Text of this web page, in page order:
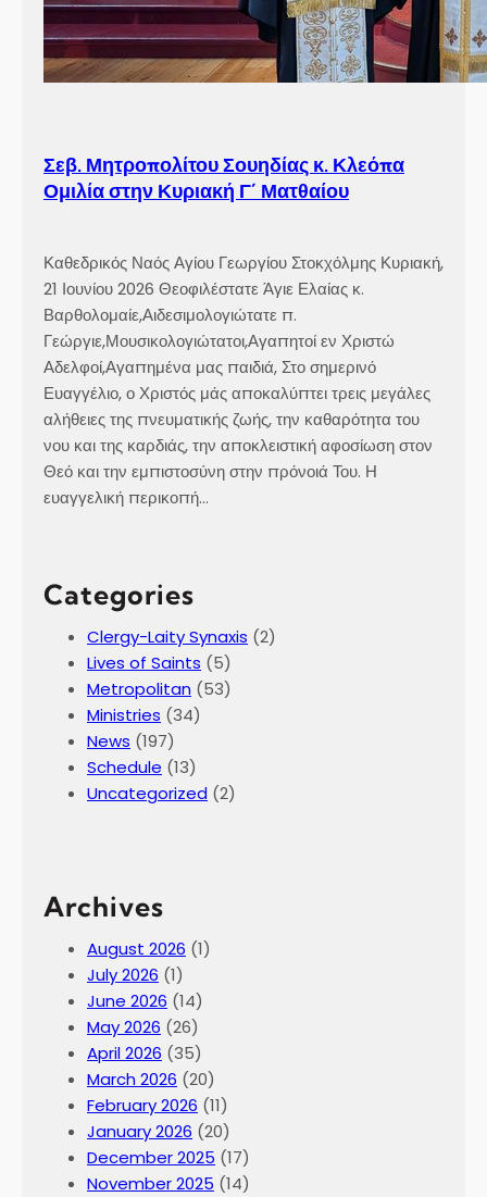
t
a
t
a
t
h
e
1
3
t
h
C
a
t
e
m
n
s
S
e
m
i
n
Σεβ. Μητροπολίτου Σουηδίας κ. Κλεόπα
Ομιλία στην Κυριακή Γ´ Ματθαίου
Καθεδρικός Ναός Αγίου Γεωργίου Στοκχόλμης Κυριακή,
21 Ιουνίου 2026 Θεοφιλέστατε Άγιε Ελαίας κ.
Βαρθολομαίε,Αιδεσιμολογιώτατε π.
Γεώργιε,Μουσικολογιώτατοι,Αγαπητοί εν Χριστώ
Αδελφοί,Αγαπημένα μας παιδιά, Στο σημερινό
Ευαγγέλιο, ο Χριστός μάς αποκαλύπτει τρεις μεγάλες
αλήθειες της πνευματικής ζωής, την καθαρότητα του
νου και της καρδιάς, την αποκλειστική αφοσίωση στον
Θεό και την εμπιστοσύνη στην πρόνοιά Του. Η
ευαγγελική περικοπή…
Categories
Clergy-Laity Synaxis (2)
Lives of Saints (5)
Metropolitan (53)
Ministries (34)
News (197)
Schedule (13)
Uncategorized (2)
Archives
August 2026 (1)
July 2026 (1)
June 2026 (14)
May 2026 (26)
April 2026 (35)
March 2026 (20)
February 2026 (11)
January 2026 (20)
December 2025 (17)
November 2025 (14)